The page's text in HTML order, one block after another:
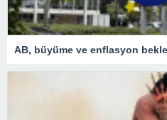
AB, büyüme ve enflasyon